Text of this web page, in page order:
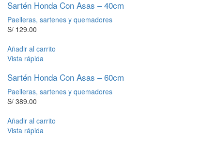
Sartén Honda Con Asas – 40cm
Paelleras, sartenes y quemadores
S/ 129.00
Añadir al carrito
Vista rápida
Sartén Honda Con Asas – 60cm
Paelleras, sartenes y quemadores
S/ 389.00
Añadir al carrito
Vista rápida